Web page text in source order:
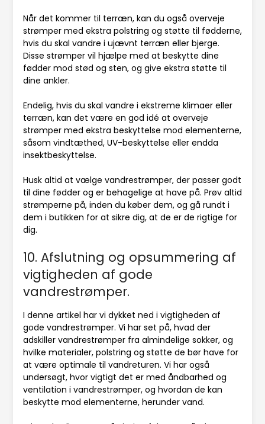
Når det kommer til terræn, kan du også overveje
strømper med ekstra polstring og støtte til fødderne,
hvis du skal vandre i ujævnt terræn eller bjerge.
Disse strømper vil hjælpe med at beskytte dine
fødder mod stød og sten, og give ekstra støtte til
dine ankler.
Endelig, hvis du skal vandre i ekstreme klimaer eller
terræn, kan det være en god idé at overveje
strømper med ekstra beskyttelse mod elementerne,
såsom vindtæthed, UV-beskyttelse eller endda
insektbeskyttelse.
Husk altid at vælge vandrestrømper, der passer godt
til dine fødder og er behagelige at have på. Prøv altid
strømperne på, inden du køber dem, og gå rundt i
dem i butikken for at sikre dig, at de er de rigtige for
dig.
10. Afslutning og opsummering af
vigtigheden af gode
vandrestrømper.
I denne artikel har vi dykket ned i vigtigheden af
gode vandrestrømper. Vi har set på, hvad der
adskiller vandrestrømper fra almindelige sokker, og
hvilke materialer, polstring og støtte de bør have for
at være optimale til vandreturen. Vi har også
undersøgt, hvor vigtigt det er med åndbarhed og
ventilation i vandrestrømper, og hvordan de kan
beskytte mod elementerne, herunder vand.